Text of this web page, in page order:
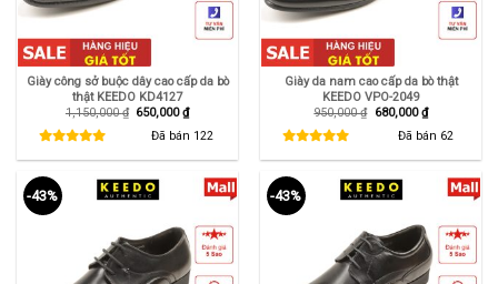
Giày công sở buộc dây cao cấp da bò
thật KEEDO KD4127
1,150,000₫ Giá
650,000₫Giá
hiện
tại
Đã bán 122
Giày da nam cao cấp da bò thật
KEEDO VPO-2049
950,000₫ Giá
680,000₫Giá
hiện
tại
Đã bán 62
-43% -43%